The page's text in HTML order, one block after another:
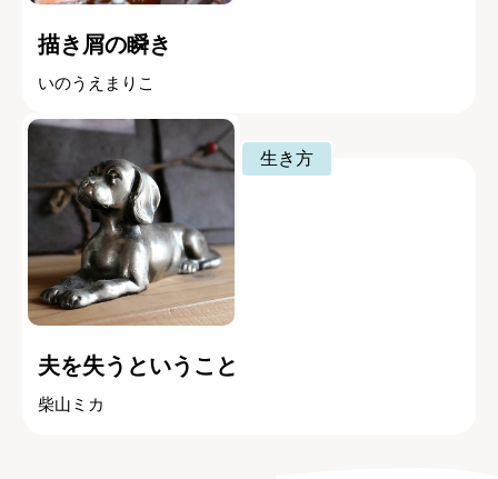
描き屑の瞬き
いのうえまりこ
生き方
夫を失うということ
柴山ミカ